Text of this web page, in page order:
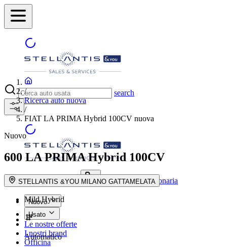
search
search button - icon Trova la concessionaria
Nuovo
Usato
Le nostre offerte
I nostri brand
Officina
/
Ricerca auto nuova
/
FIAT LA PRIMA Hybrid 100CV nuova
Nuovo
600LA PRIMA Hybrid 100CV
STELLANTIS &YOU MILANO GATTAMELATA
Mild Hybrid
Automatico